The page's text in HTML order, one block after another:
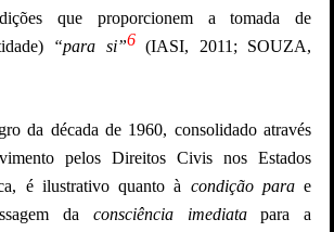
que proporcionem a tomada de
“para si”6(IASI, 2011; SOUZA,
da década de 1960, consolidado através
pelos Direitos Civis nos Estados
é ilustrativo quanto à condição parae
da consciência imediatapara a